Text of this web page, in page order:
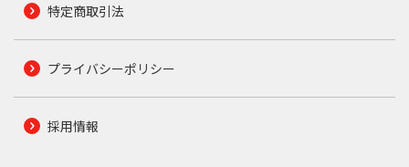
特定商取引法
プライバシーポリシー
採用情報